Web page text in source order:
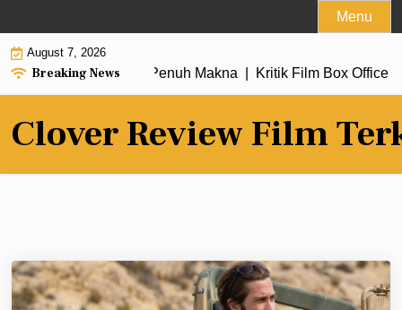
to
content
Menu
August 7, 2026
Breaking News
Alur Cerita Penuh Makna |Kritik Film Box Office
Clover Review Film